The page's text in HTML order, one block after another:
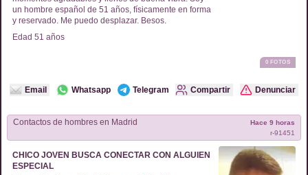
un hombre español de 51 años, físicamente en forma
y reservado. Me puedo desplazar. Besos.
Edad 51 años
0 FOTOS
Email Whatsapp Telegram Compartir Denunciar
Contactos de hombres en Madrid
r-91451
Hace 9 horas
CHICO JOVEN BUSCA CONECTAR CON ALGUIEN
ESPECIAL